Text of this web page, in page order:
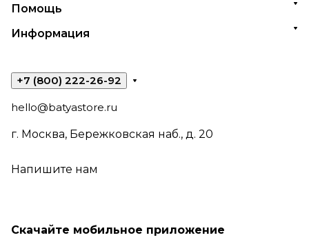
Помощь
Информация
+7 (800) 222-26-92
hello@batyastore.ru
г. Москва, Бережковская наб., д. 20
Напишите нам
Скачайте мобильное приложение